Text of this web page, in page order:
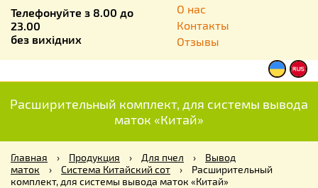
Телефонуйте з 8.00 до
23.00
без вихідних
О нас
Контакты
Отзывы
Расширительный комплект, для системы вывода
маток «Китай»
Главная › Продукция › Для пчел ›
Вывод
маток
› Система Китайский сот ›
Расширительный
комплект, для системы вывода маток «Китай»